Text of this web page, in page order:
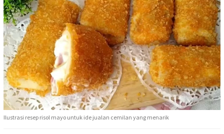
Ilustrasi resep risol mayo untuk ide jualan cemilan yang menarik